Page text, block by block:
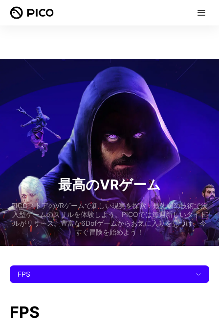
最高のVRゲーム
PICOストアのVRゲームで新しい現実を探索：最先端の技術で没
入型ゲームのスリルを体験しよう。PICOでは毎週新しいタイト
ルがリリース。豊富な6Dofゲームからお気に入りを見つけ、今
すぐ冒険を始めよう！
FPS
FPS